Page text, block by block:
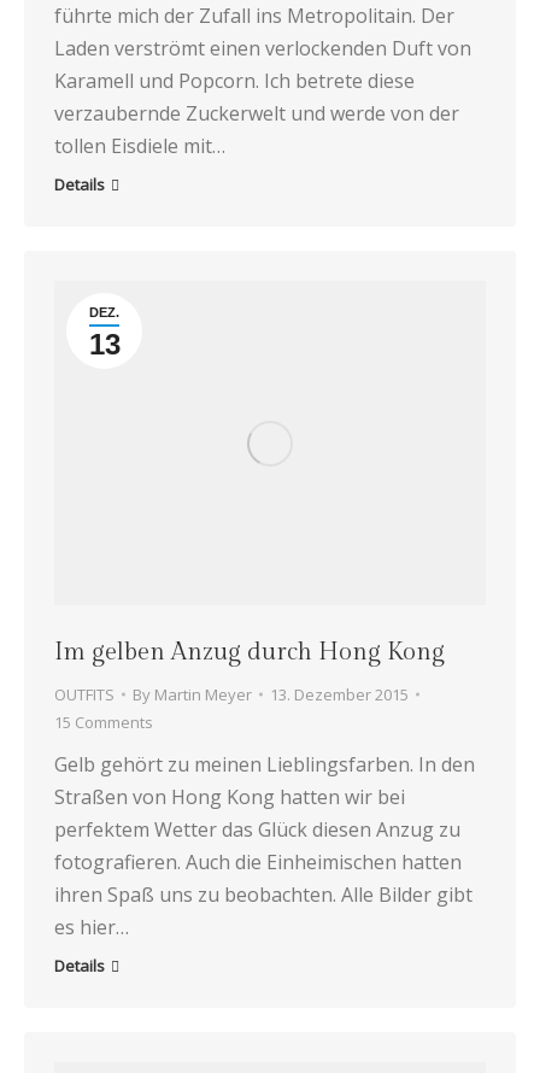
führte mich der Zufall ins Metropolitain. Der
Laden verströmt einen verlockenden Duft von
Karamell und Popcorn. Ich betrete diese
verzaubernde Zuckerwelt und werde von der
tollen Eisdiele mit…
Details
DEZ.
13
Im gelben Anzug durch Hong Kong
OUTFITS By Martin Meyer
13. Dezember 2015
15 Comments
Gelb gehört zu meinen Lieblingsfarben. In den
Straßen von Hong Kong hatten wir bei
perfektem Wetter das Glück diesen Anzug zu
fotografieren. Auch die Einheimischen hatten
ihren Spaß uns zu beobachten. Alle Bilder gibt
es hier…
Details